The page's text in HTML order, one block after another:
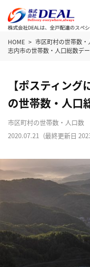
HOME 市区町村の世帯数・
志内市の世帯数・人口総数デ
【ポスティン
の世帯数・人口
市区町村の世帯数・人口数
2020.07.21 (最終更新日